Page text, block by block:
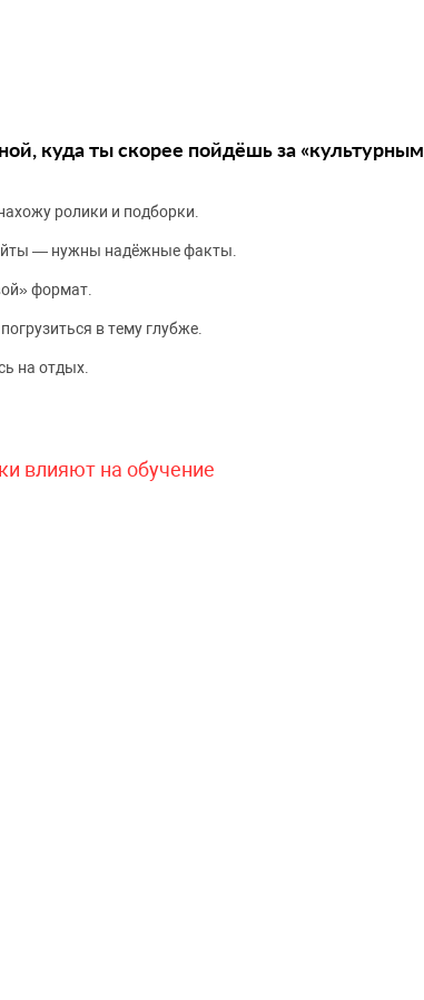
куда ты скорее пойдёшь за «культурным
ролики и подборки.
— нужны надёжные факты.
формат.
в тему глубже.
на отдых.
влияют на обучение